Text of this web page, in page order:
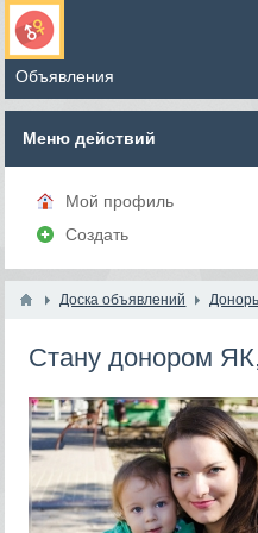
Меню действий
Мой профиль
Создать
Доска объявлений
Стану донором